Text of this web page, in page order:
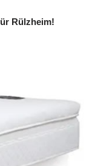
Rülzheim!